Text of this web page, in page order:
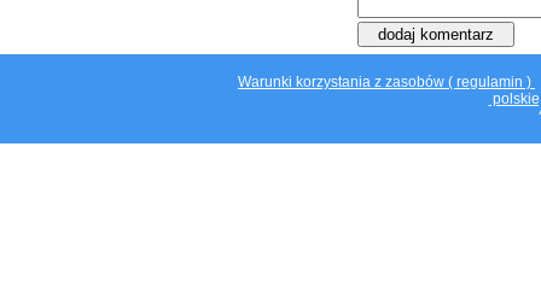
Warunki korzystania z zasobów ( regulamin )